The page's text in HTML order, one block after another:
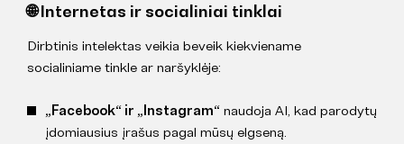
🌐 Internetas ir socialiniai tinklai
Dirbtinis intelektas veikia beveik kiekviename
socialiniame tinkle ar naršyklėje:
„Facebook“ ir „Instagram“ naudoja AI, kad parodytų
įdomiausius įrašus pagal mūsų elgseną.